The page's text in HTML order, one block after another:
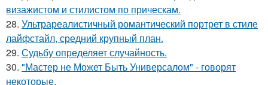
визажистом и стилистом по прическам.
28. Ультрареалистичный романтический портрет в стиле
лайфстайл, средний крупный план.
29. Судьбу определяет случайность.
30. "Мастер не Может Быть Универсалом" - говорят
некоторые.